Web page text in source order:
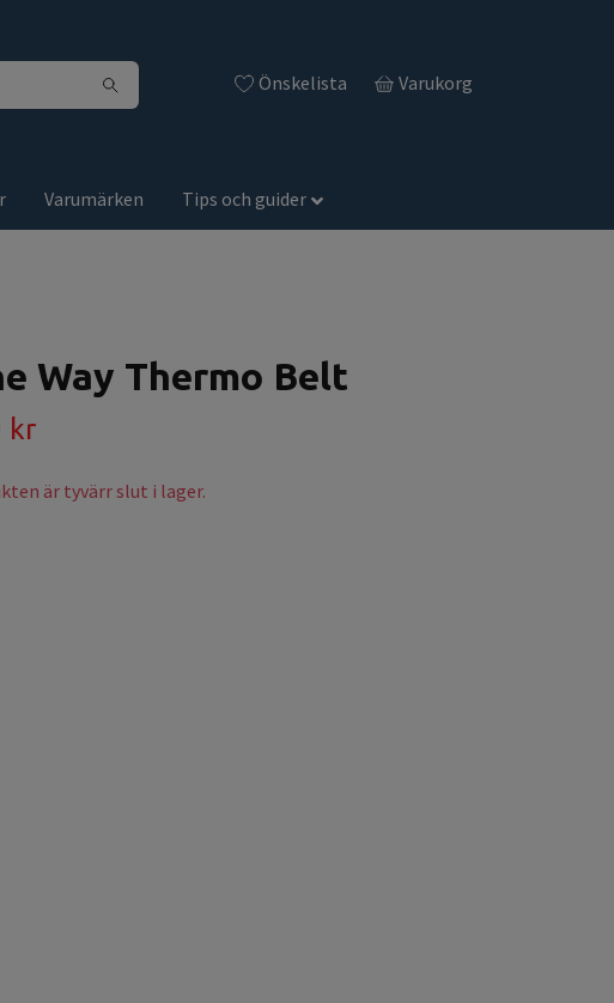
Önskelista Varukorg
Varumärken Tips och guider
Way Thermo Belt
kr
är tyvärr slut i lager.